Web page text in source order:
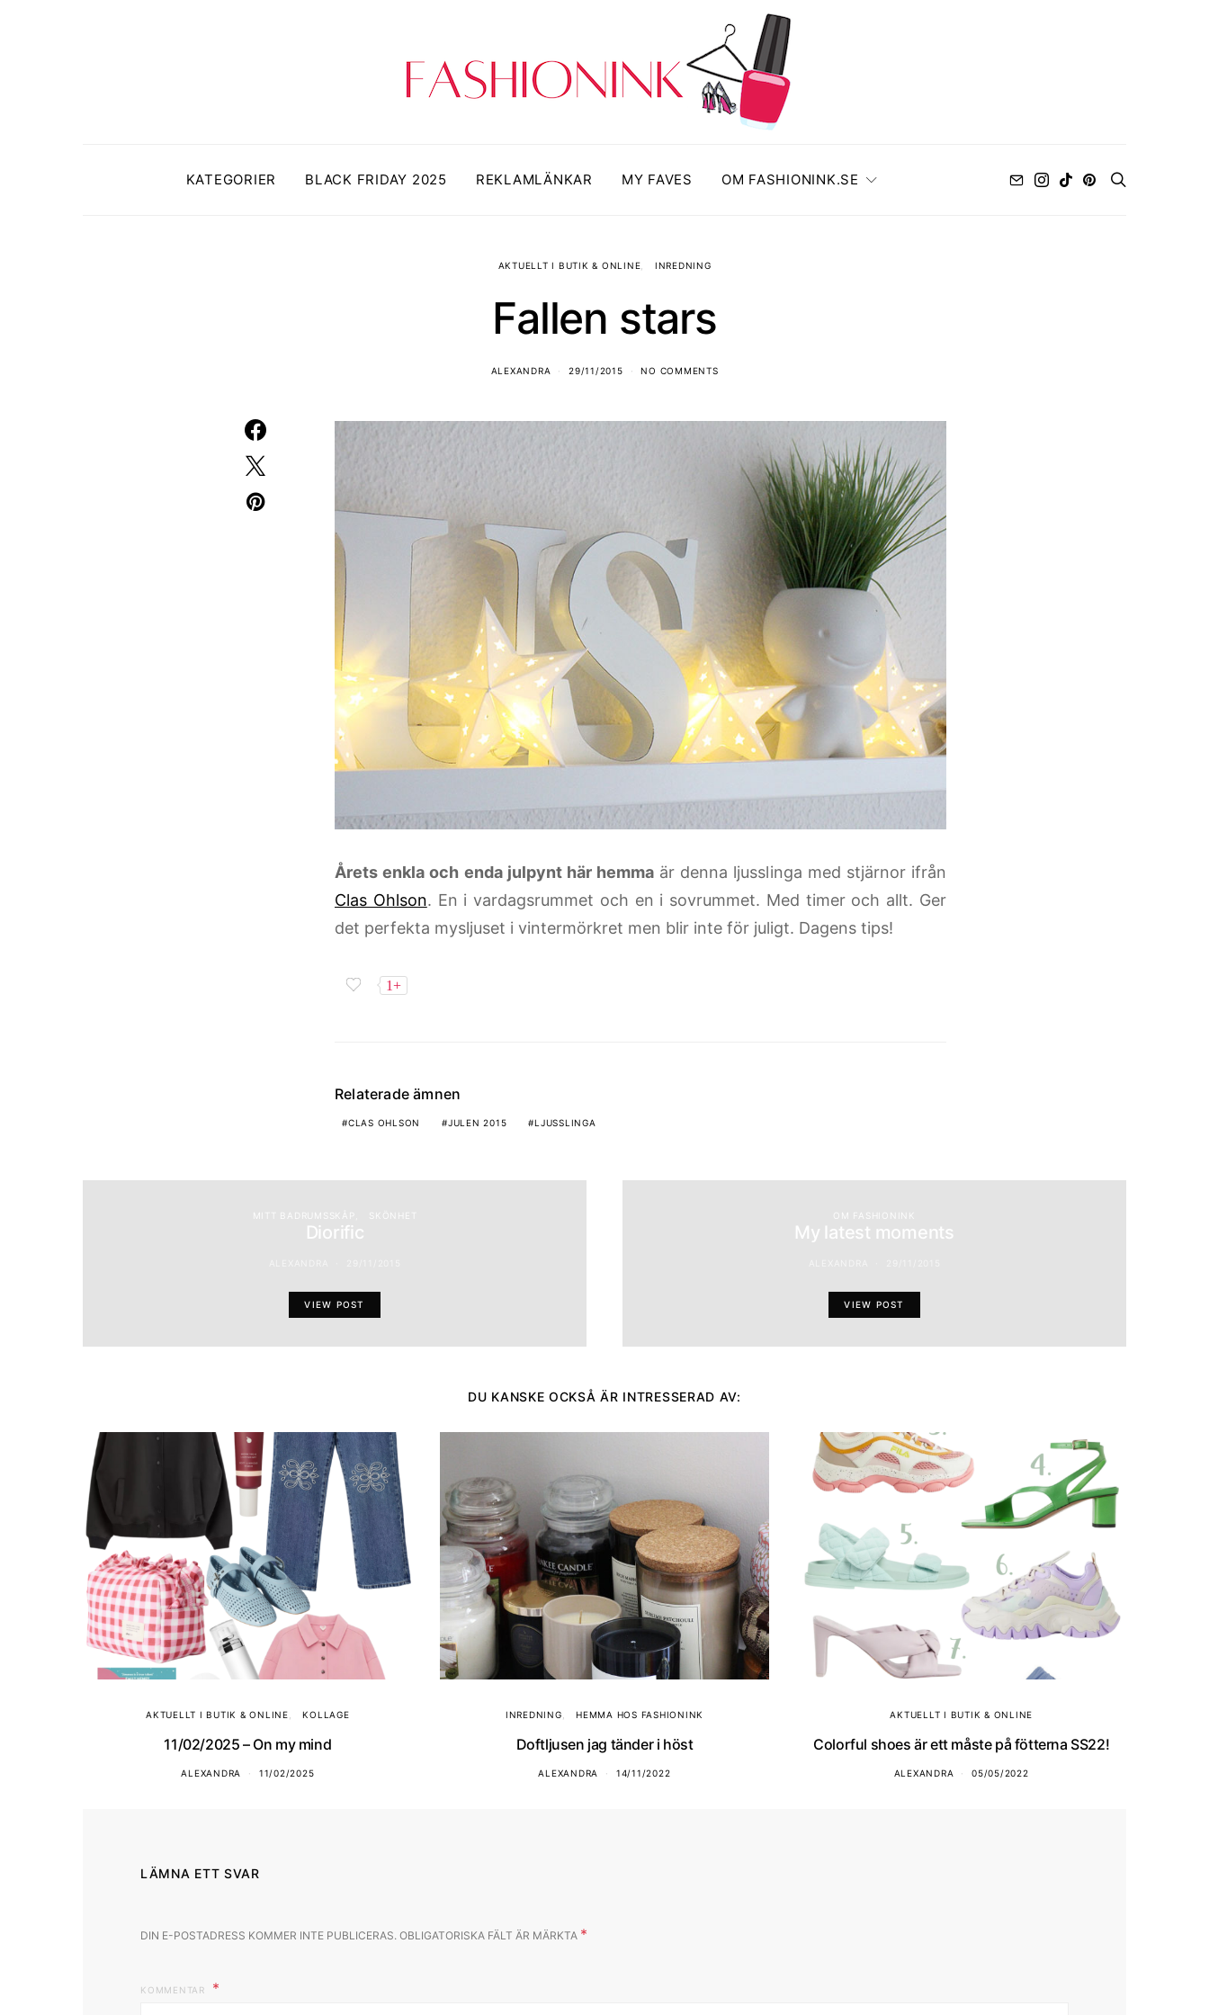
KATEGORIER BLACK FRIDAY 2025 REKLAMLÄNKAR MY FAVES OM FASHIONINK.SE
AKTUELLT I BUTIK & ONLINE INREDNING
Fallen stars
ALEXANDRA 29/11/2015 NO COMMENTS
Årets enkla och enda julpynt här hemma är denna ljusslinga med stjärnor ifrån
Clas Ohlson. En i vardagsrummet och en i sovrummet. Med timer och allt. Ger
det perfekta mysljuset i vintermörkret men blir inte för juligt. Dagens tips!
1+
Relaterade ämnen
CLAS OHLSON JULEN 2015 LJUSSLINGA
MITT BADRUMSSKÅP SKÖNHET
Diorific
VIEW POST
OM FASHIONINK
My latest moments
VIEW POST
DU KANSKE OCKSÅ ÄR INTRESSERAD AV:
AKTUELLT I BUTIK & ONLINE KOLLAGE
11/02/2025 – On my mind
ALEXANDRA 11/02/2025
INREDNING HEMMA HOS FASHIONINK
Doftljusen jag tänder i höst
ALEXANDRA 14/11/2022
AKTUELLT I BUTIK & ONLINE
Colorful shoes är ett måste på fötterna SS22!
ALEXANDRA 05/05/2022
LÄMNA ETT SVAR
DIN E-POSTADRESS KOMMER INTE PUBLICERAS. OBLIGATORISKA FÄLT ÄR MÄRKTA *
KOMMENTAR